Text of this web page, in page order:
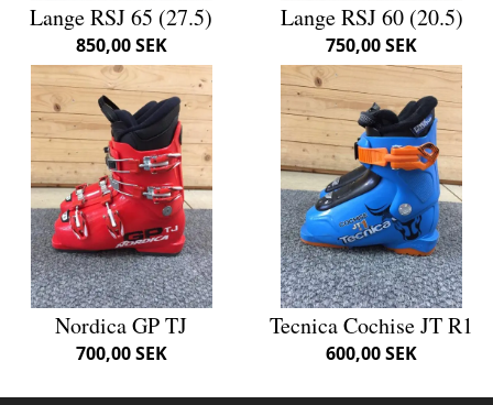
Lange RSJ 65 (27.5)
850,00 SEK
Lange RSJ 60 (20.5)
750,00 SEK
Nordica GP TJ
700,00 SEK
Tecnica Cochise JT R1
600,00 SEK